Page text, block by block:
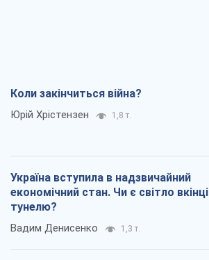
Коли закінчиться війна?
Юрій Хрістензен 1,8 т.
Україна вступила в надзвичайний
економічний стан. Чи є світло вкінці
тунелю?
Вадим Денисенко 1,3 т.